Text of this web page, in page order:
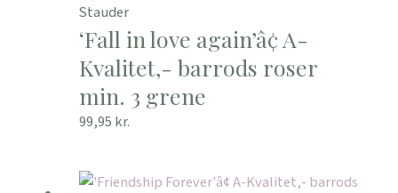
Stauder
‘Fall in love again’â¢ A-
Kvalitet,- barrods roser
min. 3 grene
99,95 kr.